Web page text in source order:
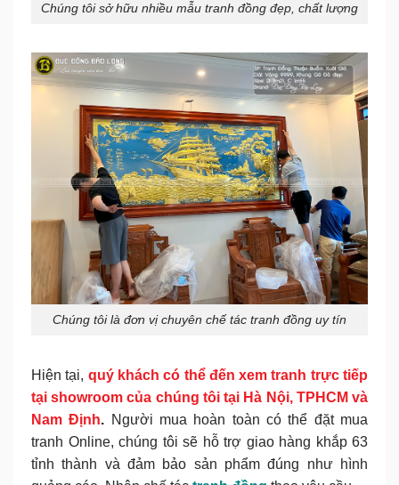
Chúng tôi sở hữu nhiều mẫu tranh đồng đẹp, chất lượng
Chúng tôi là đơn vị chuyên chế tác tranh đồng uy tín
Hiện tại, quý khách có thể đến xem tranh trực tiếp
tại showroom của chúng tôi tại Hà Nội, TPHCM và
Nam Định. Người mua hoàn toàn có thể đặt mua
tranh Online, chúng tôi sẽ hỗ trợ giao hàng khắp 63
tỉnh thành và đảm bảo sản phẩm đúng như hình